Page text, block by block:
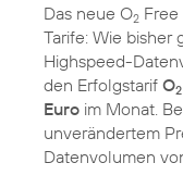
Das neue O2
Tarife: Wie bisher
Highspeed-
den Erfolgstarif O2
Euro im Monat.
unverändertem
Datenvolumen